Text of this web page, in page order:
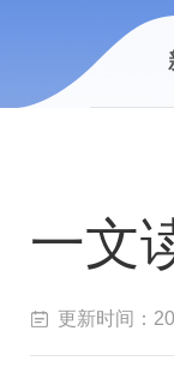
一文
更新时间：